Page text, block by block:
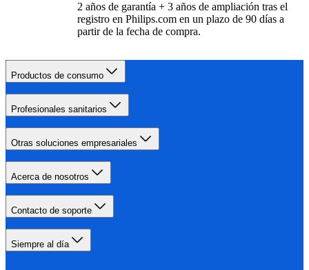
2 años de garantía + 3 años de ampliación tras el
registro en Philips.com en un plazo de 90 días a
partir de la fecha de compra.​
Productos de consumo
Profesionales sanitarios
Otras soluciones empresariales
Acerca de nosotros
Contacto de soporte
Siempre al día